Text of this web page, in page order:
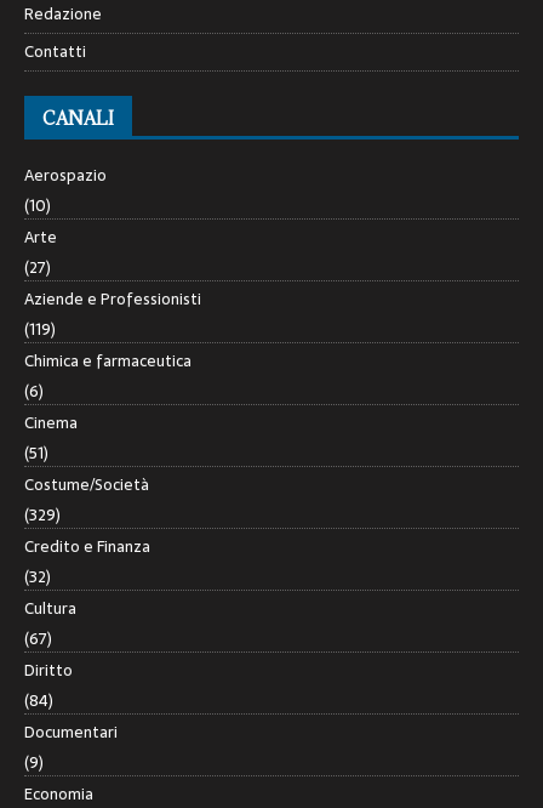
Redazione
Contatti
CANALI
Aerospazio
(10)
Arte
(27)
Aziende e Professionisti
(119)
Chimica e farmaceutica
(6)
Cinema
(51)
Costume/Società
(329)
Credito e Finanza
(32)
Cultura
(67)
Diritto
(84)
Documentari
(9)
Economia